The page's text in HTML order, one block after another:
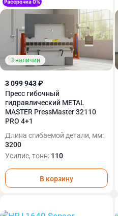
В наличии
3 099 943 ₽
Пресс гибочный
гидравлический METAL
MASTER PressMaster 32110
PRO 4+1
Длина сгибаемой детали, мм:
3200
Усилие, тонн: 110
В корзину